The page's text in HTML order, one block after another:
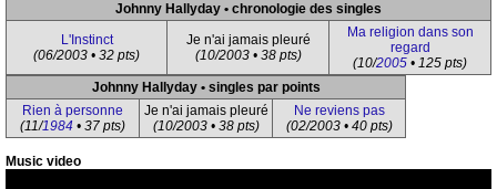
Johnny Hallyday • chronologie des singles
L'Instinct
(06/2003 • 32 pts)
Je n'ai jamais pleuré
(10/2003 • 38 pts)
Ma religion dans son
regard
(10/2005 • 125 pts)
Johnny Hallyday • singles par points
Rien à personne
(11/1984 • 37 pts)
Je n'ai jamais pleuré
(10/2003 • 38 pts)
Ne reviens pas
(02/2003 • 40 pts)
Music video